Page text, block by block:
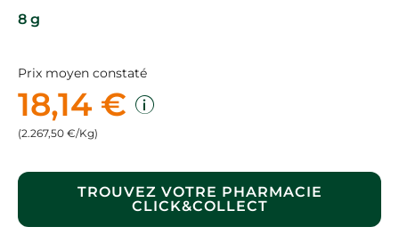
8 g
Prix moyen constaté
18,14 €
(2.267,50 €/Kg)
TROUVEZ VOTRE PHARMACIE
CLICK&COLLECT